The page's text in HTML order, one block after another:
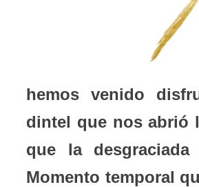
hemos venido
dintel que nos abrió
que la
Momento temporal